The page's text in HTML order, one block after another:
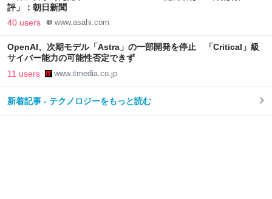
評」：朝日新聞
40 users www.asahi.com
OpenAI、次期モデル「Astra」の一部開発を停止 「Critical」級
サイバー能力の可能性否定できず
11 users www.itmedia.co.jp
新着記事 - テクノロジーをもっと読む